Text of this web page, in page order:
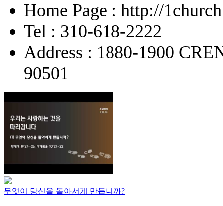
Home Page : http://
Tel : 310-618-2222
Address : 1880-1900
90501
무엇이 당신을 돌아서게 만듭니까?